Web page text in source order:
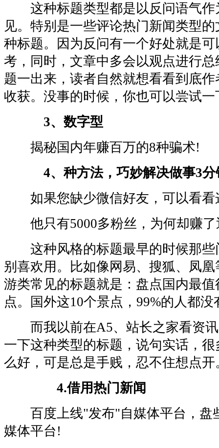
这种标题类型都是以反问语气作
见。特别是一些评论热门新闻类型
种标题。因为反问有一个好处就是
考，同时，文章中多会以观点进行
题一出来，读者自然就想看看到底
收获。没事的时候，你也可以尝试
3、数字型
揭秘国内年赚百万的8种骗术!
4、种方法，巧妙解决做事3
如果您缺少微信好友，可以看看
他只有5000多粉丝，为何却赚了
这种风格的标题最早的时候那些
别喜欢用。比如像网易、搜狐、凤
游类常见的标题就是：盘点国内最
点。国外这10个景点，99%的人都没
而我以前在A5、站长之家看资讯
一下这种类型的标题，说句实话，
么好，可是总是手贱，忍不住想点开
4.借用热门新闻
百度上线"发布"自媒体平台，盘
媒体平台!